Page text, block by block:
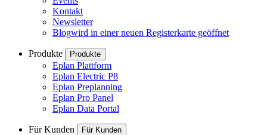
Kontakt
Newsletter
Blogwird in einer neuen Registerkarte geöffnet
Produkte Produkte
Eplan Plattform
Eplan Electric P8
Eplan Preplanning
Eplan Pro Panel
Eplan Data Portal
Für Kunden Für Kunden